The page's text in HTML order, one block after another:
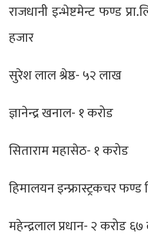
राजधानी इन्भेष्टमेन्ट फण्ड
हजार
सुरेश लाल श्रेष्ठ- ५२ लाख
ज्ञानेन्द्र खनाल- १ करोड
सिताराम महासेठ- १ करोड
हिमालयन इन्फ्रास्ट्रकचर
महेन्द्रलाल प्रधान- २ करोड